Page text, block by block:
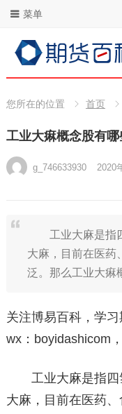
菜单
您所在的位置 首页
工业大痳概念股有
g_746633930 2020
工业大麻是指四
大麻，目前在医药
泛。那么工业大痳
关注博易百科，学
wx：boyidashicom
工业大麻是指四
大麻，目前在医药